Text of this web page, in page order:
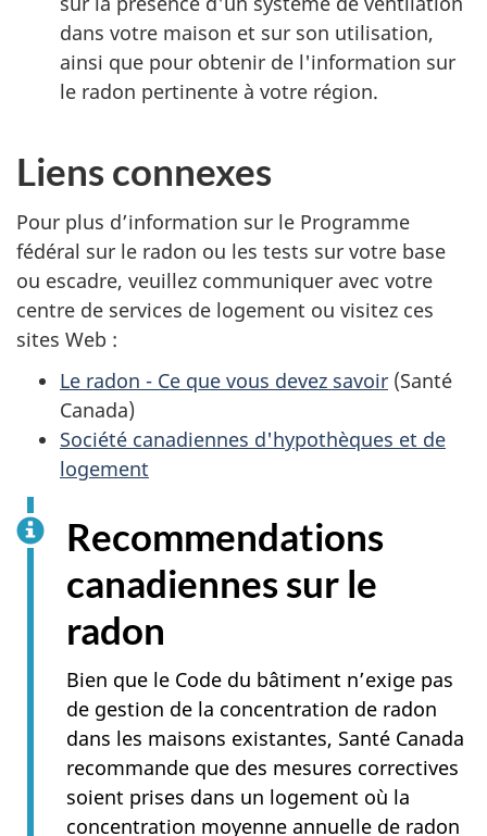
dans votre maison et sur son utilisation,
ainsi que pour obtenir de l'information sur
le radon pertinente à votre région.
Liens connexes
Pour plus d’information sur le Programme
fédéral sur le radon ou les tests sur votre base
ou escadre, veuillez communiquer avec votre
centre de services de logement ou visitez ces
sites Web :
Le radon - Ce que vous devez savoir (Santé
Canada)
Société canadiennes d'hypothèques et de
logement
Recommendations
canadiennes sur le
radon
Bien que le Code du bâtiment n’exige pas
de gestion de la concentration de radon
dans les maisons existantes, Santé Canada
recommande que des mesures correctives
soient prises dans un logement où la
concentration moyenne annuelle de radon